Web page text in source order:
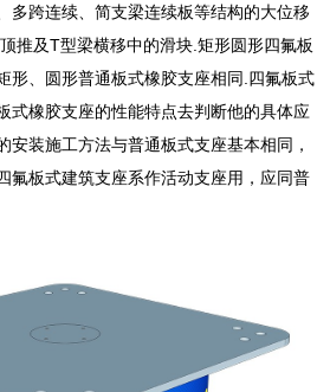
多跨连续、简支梁连续板等结构的大位移
推及T型梁横移中的滑块.矩形圆形四氟板
形、圆形普通板式橡胶支座相同.四氟板式
式橡胶支座的性能特点去判断他的具体应
安装施工方法与普通板式支座基本相同，
氟板式建筑支座系作活动支座用，应同普